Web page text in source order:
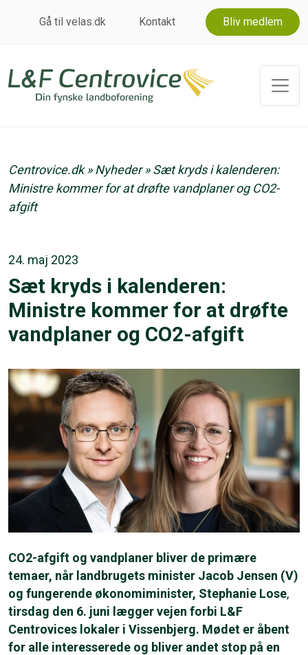
Gå til velas.dk Kontakt Bliv medlem
Centrovice.dk»Nyheder»Sæt kryds i kalenderen:
Ministre kommer for at drøfte vandplaner og CO2-
afgift
24. maj 2023
Sæt kryds i kalenderen:
Ministre kommer for at drøfte
vandplaner og CO2-afgift
CO2-afgift og vandplaner bliver de primære
temaer, når landbrugets minister Jacob Jensen (V)
og fungerende økonomiminister, Stephanie Lose,
tirsdag den 6. juni lægger vejen forbi L&F
Centrovices lokaler i Vissenbjerg. Mødet er åbent
for alle interesserede og bliver andet stop på en